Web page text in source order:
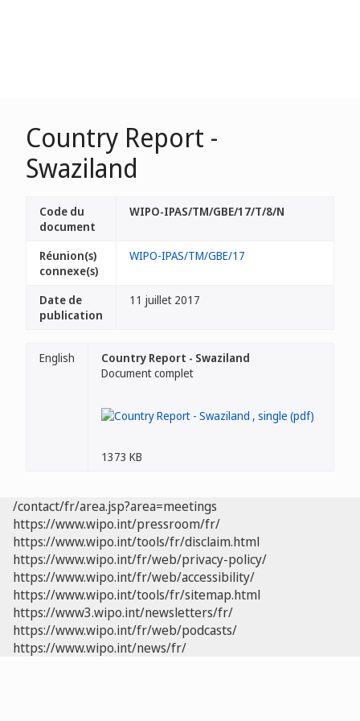
Country Report -
Swaziland
Code du
document
WIPO-IPAS/TM/GBE/17/T/8/N
Réunion(s)
connexe(s)
WIPO-IPAS/TM/GBE/17
Date de
publication
11 juillet 2017
English
Country Report - Swaziland
Document complet
1373 KB
/contact/fr/area.jsp?area=meetings
https://www.wipo.int/pressroom/fr/
https://www.wipo.int/tools/fr/disclaim.html
https://www.wipo.int/fr/web/privacy-policy/
https://www.wipo.int/fr/web/accessibility/
https://www.wipo.int/tools/fr/sitemap.html
https://www3.wipo.int/newsletters/fr/
https://www.wipo.int/fr/web/podcasts/
https://www.wipo.int/news/fr/